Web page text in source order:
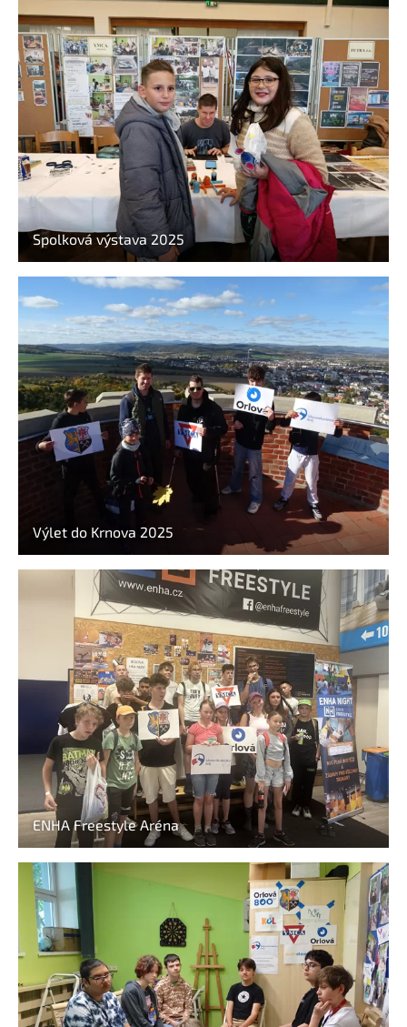
Spolková výstava 2025
Výlet do Krnova 2025
ENHA Freestyle Aréna